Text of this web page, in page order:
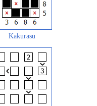
Kakurasu